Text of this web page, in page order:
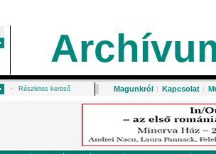
Részletes kereső Magunkról | Kapcsolat |